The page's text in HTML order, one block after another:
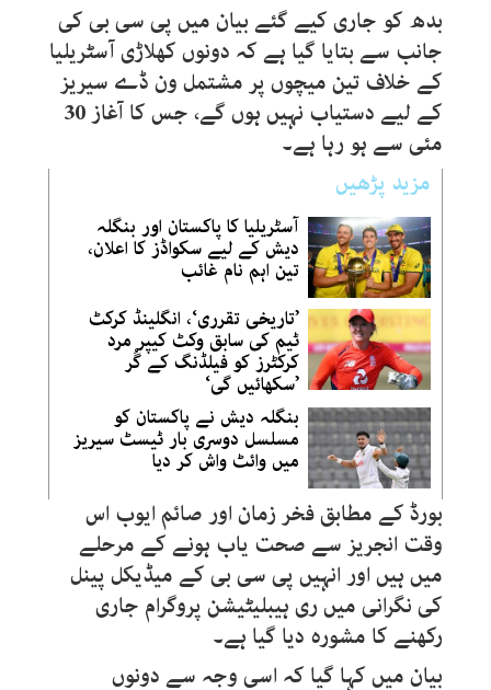
بدھ کو جاری کیے گئے بیان میں پی سی بی کی
جانب سے بتایا گیا ہے کہ دونوں کھلاڑی آسٹریلیا
کے خلاف تین میچوں پر مشتمل ون ڈے سیریز
کے لیے دستیاب نہیں ہوں گے، جس کا آغاز 30
مئی سے ہو رہا ہے۔
مزید پڑھیں
آسٹریلیا کا پاکستان اور بنگلہ
دیش کے لیے سکواڈز کا اعلان،
تین اہم نام غائب
’تاریخی تقرری‘، انگلینڈ کرکٹ
ٹیم کی سابق وکٹ کیپر مرد
کرکٹرز کو فیلڈنگ کے گُر
’سکھائیں گی‘
بنگلہ دیش نے پاکستان کو
مسلسل دوسری بار ٹیسٹ سیریز
میں وائٹ واش کر دیا
بورڈ کے مطابق فخر زمان اور صائم ایوب اس
وقت انجریز سے صحت یاب ہونے کے مرحلے
میں ہیں اور انہیں پی سی بی کے میڈیکل پینل
کی نگرانی میں ری ہیبلیٹیشن پروگرام جاری
رکھنے کا مشورہ دیا گیا ہے۔
بیان میں کہا گیا کہ اسی وجہ سے دونوں